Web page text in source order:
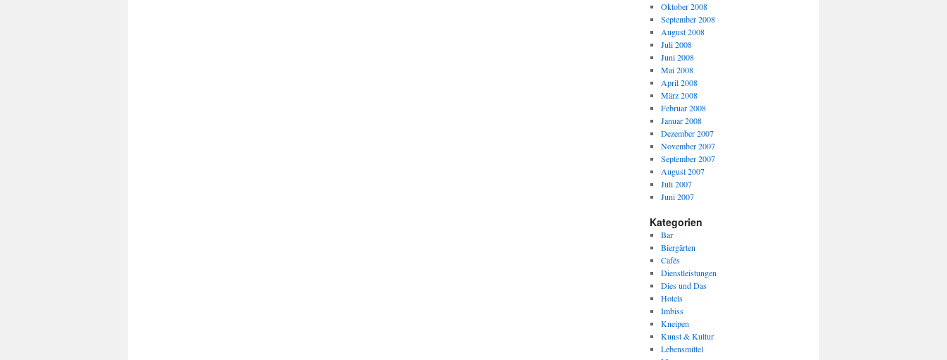
Oktober 2008
September 2008
August 2008
Juli 2008
Juni 2008
Mai 2008
April 2008
März 2008
Februar 2008
Januar 2008
Dezember 2007
November 2007
September 2007
August 2007
Juli 2007
Juni 2007
Kategorien
Bar
Biergärten
Cafés
Dienstleistungen
Dies und Das
Hotels
Imbiss
Kneipen
Kunst & Kultur
Lebensmittel